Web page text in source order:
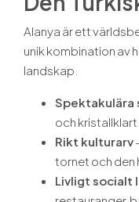
Alanya är ett
unik kombination av
landskap.
Spektakulära
och
Rikt kulturarv
tornet och den
Livligt socialt